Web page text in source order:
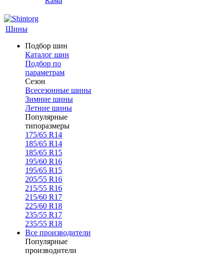
Шины
Подбор шин
Каталог шин
Подбор по
параметрам
Сезон
Всесезонные шины
Зимние шины
Летние шины
Популярные
типоразмеры
175/65 R14
185/65 R14
185/65 R15
195/60 R16
195/65 R15
205/55 R16
215/55 R16
215/60 R17
225/60 R18
235/55 R17
235/55 R18
Все производители
Популярные
производители